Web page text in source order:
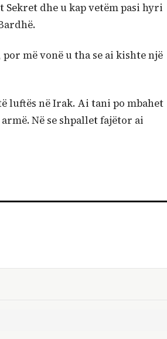
dhe u kap vetëm pasi hyri
më vonë u tha se ai kishte një
luftës në Irak. Ai tani po mbahet
Në se shpallet fajëtor ai